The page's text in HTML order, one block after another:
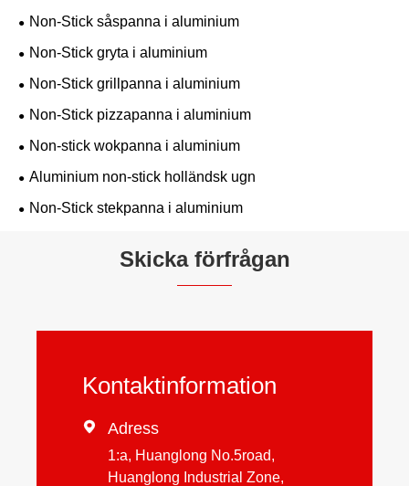
Non-Stick såspanna i aluminium
Non-Stick gryta i aluminium
Non-Stick grillpanna i aluminium
Non-Stick pizzapanna i aluminium
Non-stick wokpanna i aluminium
Aluminium non-stick holländsk ugn
Non-Stick stekpanna i aluminium
Skicka förfrågan
Kontaktinformation
 Adress
1:a, Huanglong No.5road,
Huanglong Industrial Zone,